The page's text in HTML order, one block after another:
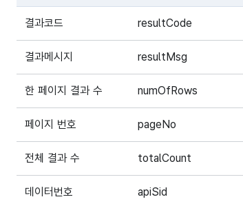
해당 오픈API의 출력결과(Response
결과코드 resultCode
결과메시지 resultMsg
한 페이지 결과 수 numOfRows
페이지 번호 pageNo
전체 결과 수 totalCount
데이터번호 apiSid